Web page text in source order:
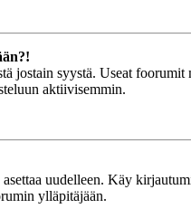
jostain syystä. Useat
aktiivisemmin.
uudelleen. Käy
ylläpitäjään.